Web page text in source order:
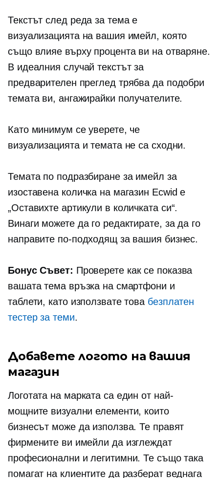
Текстът след реда за тема е
визуализацията на вашия имейл, която
също влияе върху процента ви на отваряне.
В идеалния случай текстът за
предварителен преглед трябва да подобри
темата ви, ангажирайки получателите.
Като минимум се уверете, че
визуализацията и темата не са сходни.
Темата по подразбиране за имейл за
изоставена количка на магазин Ecwid е
„Оставихте артикули в количката си“.
Винаги можете да го редактирате, за да го
направите по-подходящ за вашия бизнес.
Бонус Съвет: Проверете как се показва
вашата тема връзка на смартфони и
таблети, като използвате това безплатен
тестер за теми.
Добавете логото на вашия
магазин
Логотата на марката са един от най-
мощните визуални елементи, които
бизнесът може да използва. Те правят
фирмените ви имейли да изглеждат
професионални и легитимни. Те също така
помагат на клиентите да разберат веднага